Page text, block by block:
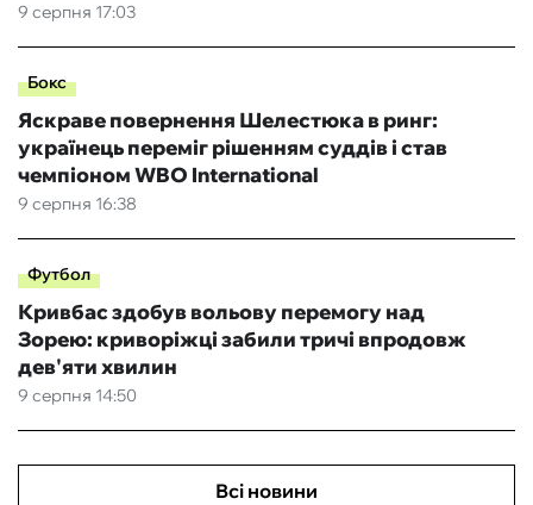
9 серпня 17:03
Бокс
9 серпня 16:38
Яскраве повернення Шелестюка в ринг:
українець переміг рішенням суддів і став
чемпіоном WBO International
Футбол
9 серпня 14:50
Кривбас здобув вольову перемогу над
Зорею: криворіжці забили тричі впродовж
дев'яти хвилин
Всі новини